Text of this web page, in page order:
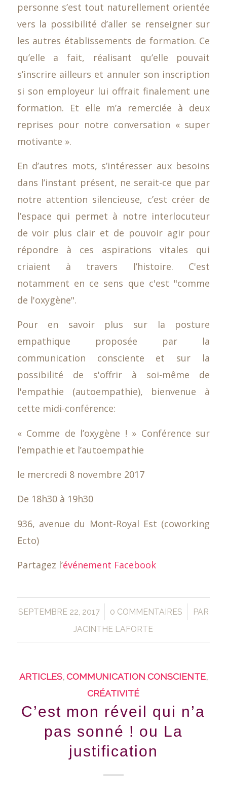
personne s’est tout naturellement orientée
vers la possibilité d’aller se renseigner sur
les autres établissements de formation. Ce
qu’elle a fait, réalisant qu’elle pouvait
s’inscrire ailleurs et annuler son inscription
si son employeur lui offrait finalement une
formation. Et elle m’a remerciée à deux
reprises pour notre conversation « super
motivante ».
En d’autres mots, s’intéresser aux besoins
dans l’instant présent, ne serait-ce que par
notre attention silencieuse, c’est créer de
l’espace qui permet à notre interlocuteur
de voir plus clair et de pouvoir agir pour
répondre à ces aspirations vitales qui
criaient à travers l’histoire. C'est
notamment en ce sens que c'est "comme
de l'oxygène".
Pour en savoir plus sur la posture
empathique proposée par la
communication consciente et sur la
possibilité de s'offrir à soi-même de
l'empathie (autoempathie), bienvenue à
cette midi-conférence:
« Comme de l’oxygène ! » Conférence sur
l’empathie et l’autoempathie
le mercredi 8 novembre 2017
De 18h30 à 19h30
936, avenue du Mont-Royal Est (coworking
Ecto)
Partagez l’événement Facebook
SEPTEMBRE 22, 2017
/ 0 COMMENTAIRES
/
PAR
JACINTHE LAFORTE
ARTICLES,COMMUNICATION CONSCIENTE,
CRÉATIVITÉ
C’est mon réveil qui n’a
pas sonné ! ou La
justification